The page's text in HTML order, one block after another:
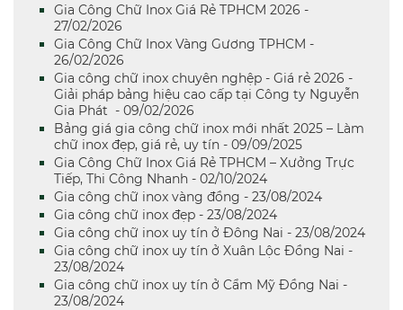
Gia Công Chữ Inox Giá Rẻ TPHCM 2026 -
27/02/2026
Gia Công Chữ Inox Vàng Gương TPHCM -
26/02/2026
Gia công chữ inox chuyên nghệp - Giá rẻ 2026 -
Giải pháp bảng hiệu cao cấp tại Công ty Nguyễn
Gia Phát - 09/02/2026
Bảng giá gia công chữ inox mới nhất 2025 – Làm
chữ inox đẹp, giá rẻ, uy tín - 09/09/2025
Gia Công Chữ Inox Giá Rẻ TPHCM – Xưởng Trực
Tiếp, Thi Công Nhanh - 02/10/2024
Gia công chữ inox vàng đồng - 23/08/2024
Gia công chữ inox đẹp - 23/08/2024
Gia công chữ inox uy tín ở Đông Nai - 23/08/2024
Gia công chữ inox uy tín ở Xuân Lộc Đồng Nai -
23/08/2024
Gia công chữ inox uy tín ở Cẩm Mỹ Đồng Nai -
23/08/2024